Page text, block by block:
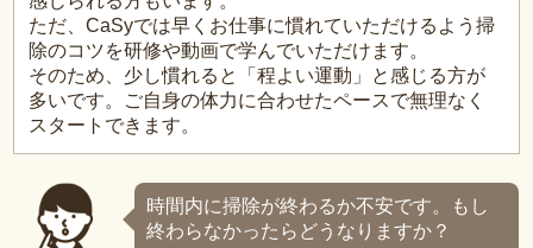
ただ、CaSyでは早くお仕事に慣れていただけるよう掃
除のコツを研修や動画で学んでいただけます。
そのため、少し慣れると「程よい運動」と感じる方が
多いです。ご自身の体力に合わせたペースで無理なく
スタートできます。
時間内に掃除が終わるか不安です。もし
終わらなかったらどうなりますか？